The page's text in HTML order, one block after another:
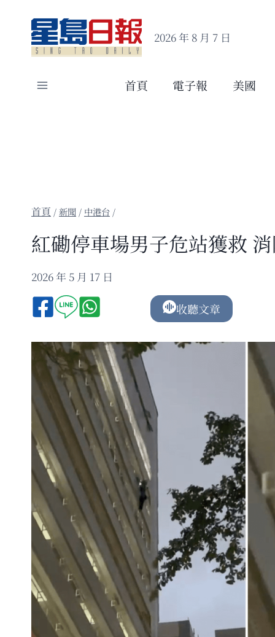
content
2026 年 8 月 7 日
首頁 電子報 美國
/新聞 / 中港台 /
紅磡停車場男子危站獲救
2026 年 5 月 17 日
收聽文章